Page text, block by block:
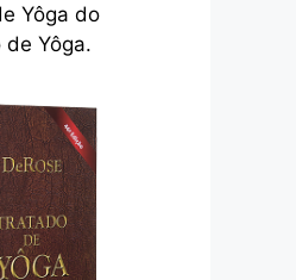
Yôga do
Yôga.